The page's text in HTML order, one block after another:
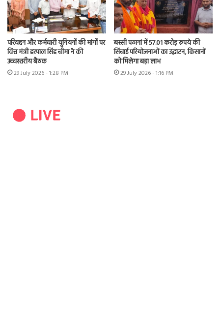
परिवहन और कर्मचारी यूनियनों की मांगों पर
वित्त मंत्री हरपाल सिंह चीमा ने की
उच्चस्तरीय बैठक
29 July 2026 - 1:28 PM
बस्सी पठानां में 57.01 करोड़ रुपये की
सिंचाई परियोजनाओं का उद्घाटन, किसानों
को मिलेगा बड़ा लाभ
29 July 2026 - 1:16 PM